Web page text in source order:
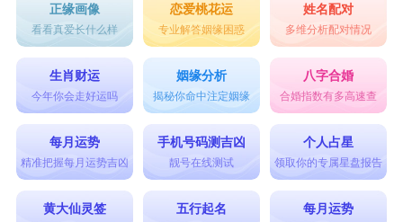
正缘画像
看看真爱长什么样
恋爱桃花运
专业解答姻缘困惑
姓名配对
多维分析配对情况
生肖财运
今年你会走好运吗
姻缘分析
揭秘你命中注定姻缘
八字合婚
合婚指数有多高速查
每月运势
精准把握每月运势吉凶
手机号码测吉凶
靓号在线测试
个人占星
领取你的专属星盘报告
黄大仙灵签 五行起名 每月运势